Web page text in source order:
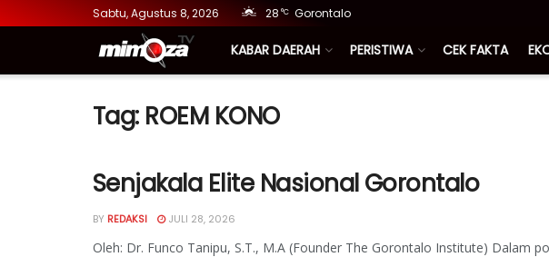
Sabtu, Agustus 8, 2026 28 °C Gorontalo
KABAR DAERAH PERISTIWA CEK FAKTA
Tag: ROEM KONO
Senjakala Elite Nasional Gorontalo
BY REDAKSI JULI 28, 2026
Oleh: Dr. Funco Tanipu, S.T., M.A (Founder The Gorontalo Institute) Dalam